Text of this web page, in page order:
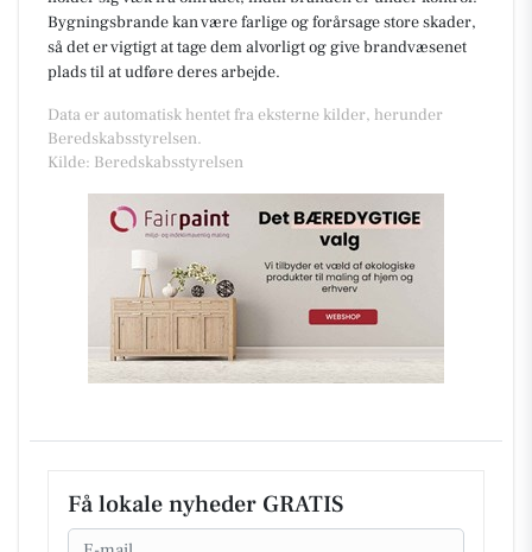
Bygningsbrande kan være farlige og forårsage store skader,
så det er vigtigt at tage dem alvorligt og give brandvæsenet
plads til at udføre deres arbejde.
Data er automatisk hentet fra eksterne kilder, herunder
Beredskabsstyrelsen.
Kilde: Beredskabsstyrelsen
Få lokale nyheder GRATIS
Email